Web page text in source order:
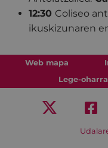
12:30 Coliseo
ikuskizunaren
Web mapa
Lege-oharra